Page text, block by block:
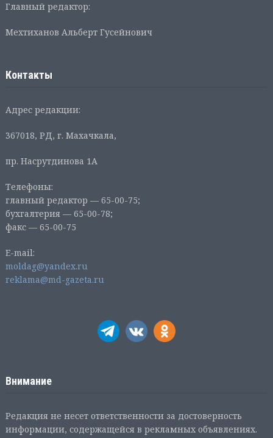
Главный редактор:
Мехтиханов Альберт Гусейнович
Контакты
Адрес редакции:
367018, РД, г. Махачкала,
пр. Насрутдинова 1А
Телефоны:
главный редактор — 65-00-75;
бухгалтерия — 65-00-78;
факс — 65-00-75
E-mail:
moldag@yandex.ru
reklama@md-gazeta.ru
Внимание
Редакция не несет ответственности за достоверность
информации, содержащейся в рекламных объявлениях.